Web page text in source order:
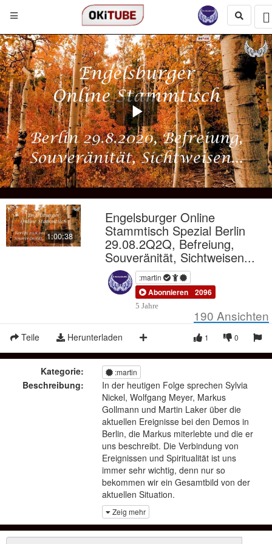
Play
Video
1:00:38
Engelsburger Online
Stammtisch Spezial Berlin
29.08.2Q2Q, Befreiung,
Souveränität, Sichtweisen...
:martin
Abonnieren 2096
5 Jahre
190 Ansichten
Teile Herunterladen 0
1
Kategorie: :martin
Beschreibung:
In der heutigen Folge sprechen Sylvia
Nickel, Wolfgang Meyer, Markus
Gollmann und Martin Laker über die
aktuellen Ereignisse bei den Demos in
Berlin, die Markus miterlebte und die er
uns beschreibt. Die Verbindung von
Ereignissen und Spiritualität ist uns
immer sehr wichtig, denn nur so
bekommen wir ein Gesamtbild von der
aktuellen Situation.
Angesprochene Videos...
Markus Gollmann in Berlin
Zeig mehr